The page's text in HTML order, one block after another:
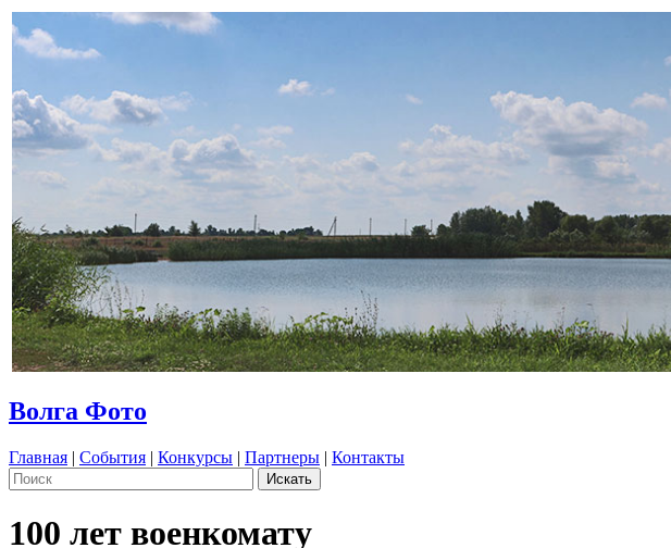
Волга Фото
Главная | События | Конкурсы | Партнеры | Контакты
100 лет военкомату